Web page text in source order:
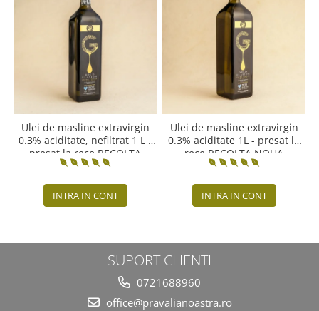
Ulei de masline extravirgin
0.3% aciditate, nefiltrat 1 L -
presat la rece RECOLTA
NOUA
INTRA IN CONT
Ulei de masline extravirgin
0.3% aciditate 1L - presat la
rece RECOLTA NOUA
INTRA IN CONT
SUPORT CLIENTI
0721688960
office@pravalianoastra.ro